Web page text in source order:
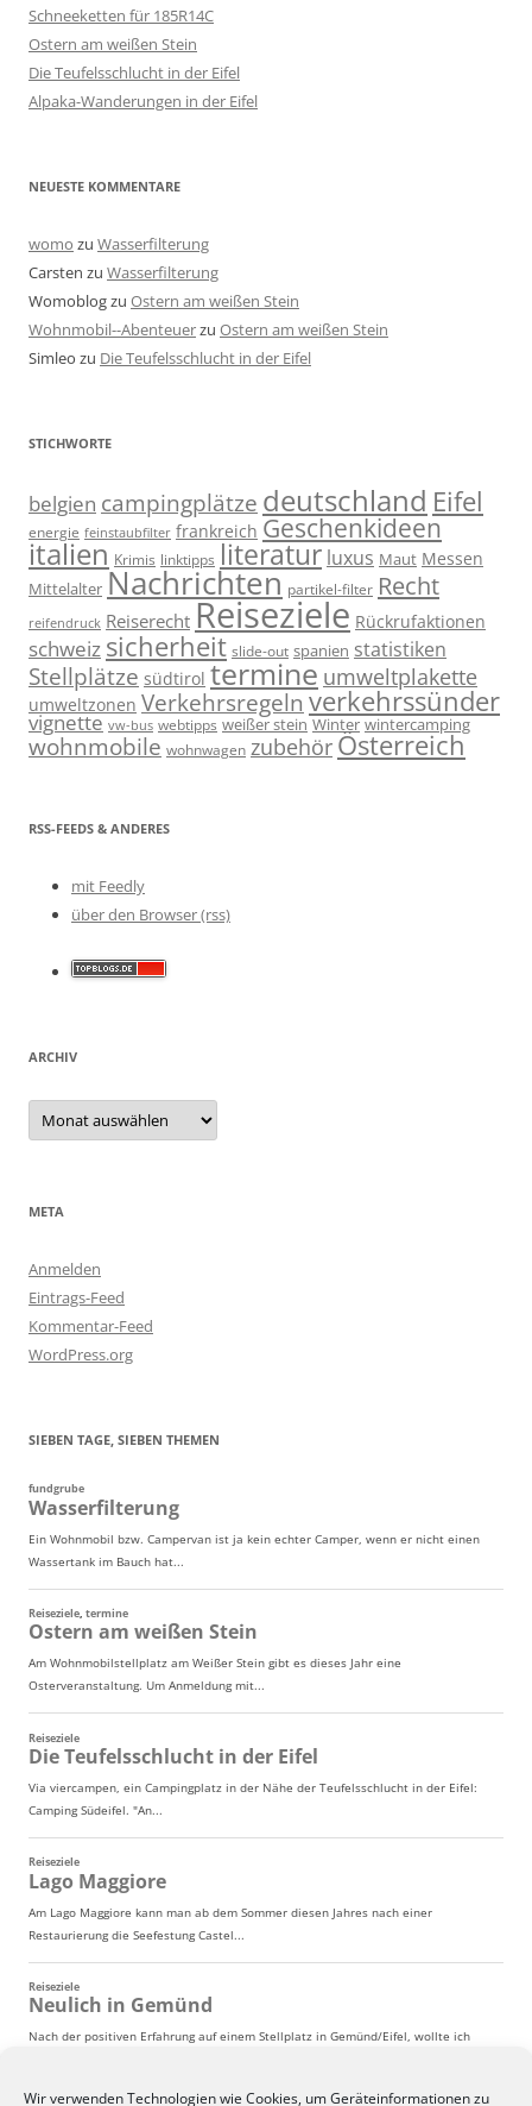
Wir verwenden Technologien wie Cookies, um Geräteinformationen zu
Schneeketten für 185R14C
Ostern am weißen Stein
Die Teufelsschlucht in der Eifel
Alpaka-Wanderungen in der Eifel
NEUESTE KOMMENTARE
womo zu Wasserfilterung
Carsten zu Wasserfilterung
Womoblogzu Ostern am weißen Stein
Wohnmobil--Abenteuerzu Ostern am weißen Stein
Simleo zu Die Teufelsschlucht in der Eifel
STICHWORTE
belgien campingplätze deutschland Eifel
energie feinstaubfilter frankreich Geschenkideen
italien Krimis linktipps literatur luxus Maut Messen
Mittelalter Nachrichten partikel-filter Recht
reifendruck Reiserecht Reiseziele Rückrufaktionen
schweiz sicherheit slide-out spanien statistiken
Stellplätze südtirol termine umweltplakette
umweltzonen Verkehrsregeln verkehrssünder
vignette vw-bus webtipps weißer stein Winter wintercamping
wohnmobile wohnwagen zubehör Österreich
RSS-FEEDS & ANDERES
mit Feedly
über den Browser (rss)
ARCHIV
Archiv
META
Anmelden
Eintrags-Feed
Kommentar-Feed
WordPress.org
SIEBEN TAGE, SIEBEN THEMEN